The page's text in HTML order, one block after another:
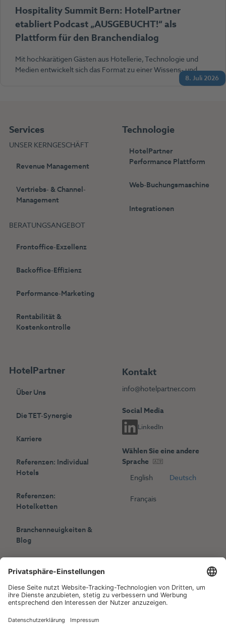
8. Juli 2026
Hospitality Summit Bern: HotelPartner
etabliert Podcast „AUSGEBUCHT!“ als
Plattform für den Branchendialog
Mit hochkarätigen Gästen aus Hotellerie, Technologie und
Medien entwickelt sich das Format zu einer Wissens- und…
Services
UNSER KERNGESCHÄFT
Revenue Management
Vertriebs- & Channel-
Management
BERATUNGSANGEBOT
Frontoffice-Exzellenz
Backoffice-Effizienz
Performance-Marketing
Rentabilität &
Kostenkontrolle
Technologie
HotelPartner
Performance Plattform
Web-Buchungsmaschine
Integrationen
HotelPartner
Über Uns
Die TET-Synergie
Karriere
Referenzen: Individual
Hotels
Referenzen:
Hotelketten
Branchenneuigkeiten &
Blog
Veranstaltungen
Kontakt
info@hotelpartner.com
Social Media
LinkedIn
Wählen Sie eine andere
Sprache
English
Deutsch
Français